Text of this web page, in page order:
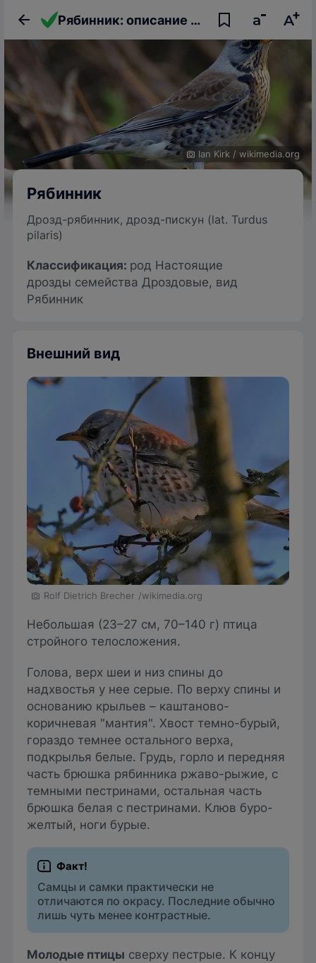
Рябинник: описание птицы, фото, образ жизни и интересные факты
Ian Kirk / wikimedia.org
Рябинник
Дрозд-рябинник, дрозд-пискун (lat. Turdus
pilaris)
Классификация: род Настоящие
дрозды семейства Дроздовые, вид
Рябинник
Внешний вид
Rolf Dietrich Brecher /wikimedia.org
Небольшая (23–27 см, 70–140 г) птица
стройного телосложения.
Голова, верх шеи и низ спины до
надхвостья у нее серые. По верху спины и
основанию крыльев – каштаново-
коричневая "мантия". Хвост темно-бурый,
гораздо темнее остального верха,
подкрылья белые. Грудь, горло и передняя
часть брюшка рябинника ржаво-рыжие, с
темными пестринами, остальная часть
брюшка белая с пестринами. Клюв буро-
желтый, ноги бурые.
Самцы и самки практически не
отличаются по окрасу. Последние обычно
лишь чуть менее контрастные.
Молодые птицы сверху пестрые. К концу